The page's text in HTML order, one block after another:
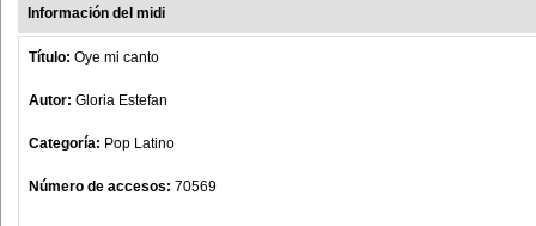
Información del midi
Título: Oye mi canto
Autor: Gloria Estefan
Categoría: Pop Latino
Número de accesos: 70569